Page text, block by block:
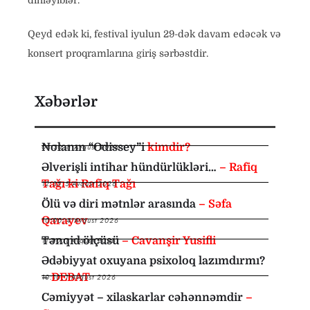
Qeyd edək ki, festival iyulun 29-dək davam edəcək və
konsert proqramlarına giriş sərbəstdir.
Xəbərlər
Nolanın “Odissey”ikimdir?
08:30,6 Avqust 2026
Əlverişli intihar hündürlükləri… – Rafiq
Tağı ki Rafiq Tağı
12:35,5 Avqust 2026
Ölü və diri mətnlər arasında – Səfa
Qarayev
10:00,4 Avqust 2026
Tənqid ölçüsü– Cavanşir Yusifli
11:00,1 Avqust 2026
Ədəbiyyat oxuyana psixoloq lazımdırmı?
–DEBAT
10:10,1 Avqust 2026
Cəmiyyət – xilaskarlar cəhənnəmdir –